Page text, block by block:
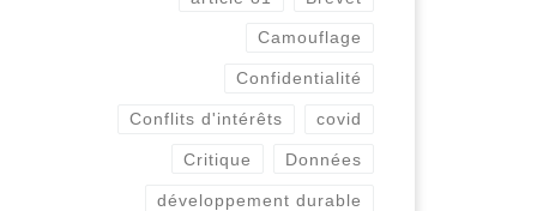
Camouflage
Confidentialité
Conflits d'intérêts covid
Critique Données
développement durable